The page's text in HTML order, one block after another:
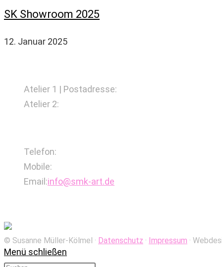
SK Showroom 2025
12. Januar 2025
Atelier 1 | Postadresse:
Atelier 2:
Telefon:
Mobile:
Email:info@smk-art.de
© Susanne Müller-Kölmel ·­ Datenschutz ·­­ Impressum ·
Menü schließen